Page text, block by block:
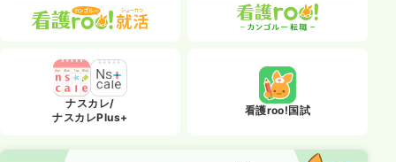
ナスカレ/
ナスカレPlus+
看護roo!国試